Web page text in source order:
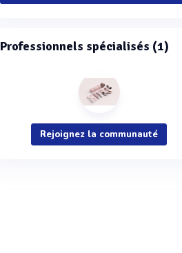
Professionnels spécialisés (1)
Rejoignez la communauté